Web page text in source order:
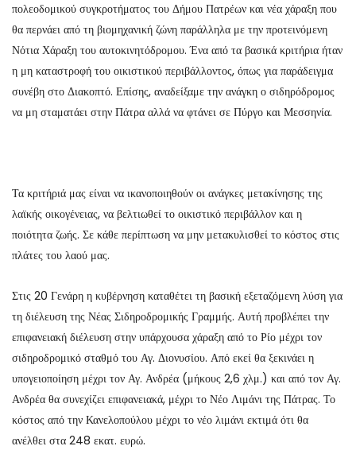
πολεοδομικού συγκροτήματος του Δήμου Πατρέων και νέα χάραξη που
θα περνάει από τη βιομηχανική ζώνη παράλληλα με την προτεινόμενη
Νότια Χάραξη του αυτοκινητόδρομου. Ένα από τα βασικά κριτήρια ήταν
η μη καταστροφή του οικιστικού περιβάλλοντος, όπως για παράδειγμα
συνέβη στο Διακοπτό. Επίσης, αναδείξαμε την ανάγκη ο σιδηρόδρομος
να μη σταματάει στην Πάτρα αλλά να φτάνει σε Πύργο και Μεσσηνία.
Τα κριτήριά μας είναι να ικανοποιηθούν οι ανάγκες μετακίνησης της
λαϊκής οικογένειας, να βελτιωθεί το οικιστικό περιβάλλον και η
ποιότητα ζωής. Σε κάθε περίπτωση να μην μετακυλισθεί το κόστος στις
πλάτες του λαού μας.
Στις 20 Γενάρη η κυβέρνηση καταθέτει τη βασική εξεταζόμενη λύση για
τη διέλευση της Νέας Σιδηροδρομικής Γραμμής. Αυτή προβλέπει την
επιφανειακή διέλευση στην υπάρχουσα χάραξη από το Ρίο μέχρι τον
σιδηροδρομικό σταθμό του Αγ. Διονυσίου. Από εκεί θα ξεκινάει η
υπογειοποίηση μέχρι τον Αγ. Ανδρέα (μήκους 2,6 χλμ.) και από τον Αγ.
Ανδρέα θα συνεχίζει επιφανειακά, μέχρι το Νέο Λιμάνι της Πάτρας. Το
κόστος από την Κανελοπούλου μέχρι το νέο λιμάνι εκτιμά ότι θα
ανέλθει στα 248 εκατ. ευρώ.